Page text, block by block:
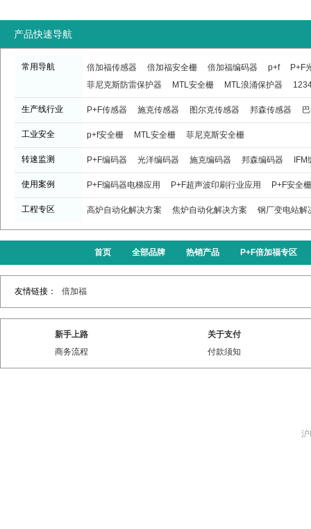
产品快速导航
常用导航 倍加福传感器 倍加福安全栅 倍加福编码器 p+f
P+F
菲尼克斯防雷保护器
MTL安全栅 MTL浪涌保护器
生产线行业 P+F传感器 施克传感器 图尔克传感器 邦森传感器
工业安全 p+f安全栅 MTL安全栅 菲尼克斯安全栅
转速监测 P+F编码器 光洋编码器 施克编码器 邦森编码器 IFM
使用案例 P+F编码器电梯应用 P+F超声波印刷行业应用 P+F安全
工程专区 高炉自动化解决方案 焦炉自动化解决方案 钢厂变电站解
首页 全部品牌 热销产品 P+F倍加福专区
友情链接： 倍加福
新手上路
商务流程
关于支付
付款须知